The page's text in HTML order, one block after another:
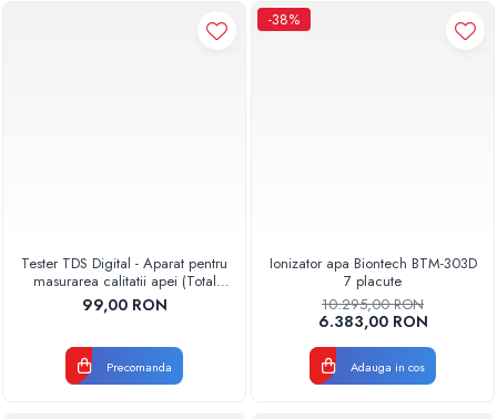
Tester TDS Digital - Aparat pentru
masurarea calitatii apei (Total
Dissolved Solids)
99,00 RON
Precomanda
-38%
Ionizator apa Biontech BTM-303D
7 placute
10.295,00 RON
6.383,00 RON
Adauga in cos